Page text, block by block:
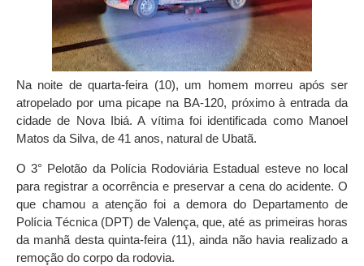
Na noite de quarta-feira (10), um homem morreu após ser
atropelado por uma picape na BA-120, próximo à entrada da
cidade de Nova Ibiá. A vítima foi identificada como Manoel
Matos da Silva, de 41 anos, natural de Ubatã.
O 3° Pelotão da Polícia Rodoviária Estadual esteve no local
para registrar a ocorrência e preservar a cena do acidente. O
que chamou a atenção foi a demora do Departamento de
Polícia Técnica (DPT) de Valença, que, até as primeiras horas
da manhã desta quinta-feira (11), ainda não havia realizado a
remoção do corpo da rodovia.